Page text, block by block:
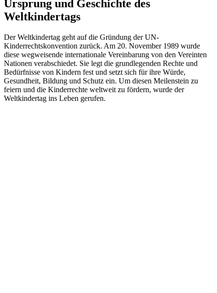
Ursprung und Geschichte des
Weltkindertags
Der Weltkindertag geht auf die Gründung der UN-
Kinderrechtskonvention zurück. Am 20. November 1989 wurde
diese wegweisende internationale Vereinbarung von den Vereinten
Nationen verabschiedet. Sie legt die grundlegenden Rechte und
Bedürfnisse von Kindern fest und setzt sich für ihre Würde,
Gesundheit, Bildung und Schutz ein. Um diesen Meilenstein zu
feiern und die Kinderrechte weltweit zu fördern, wurde der
Weltkindertag ins Leben gerufen.